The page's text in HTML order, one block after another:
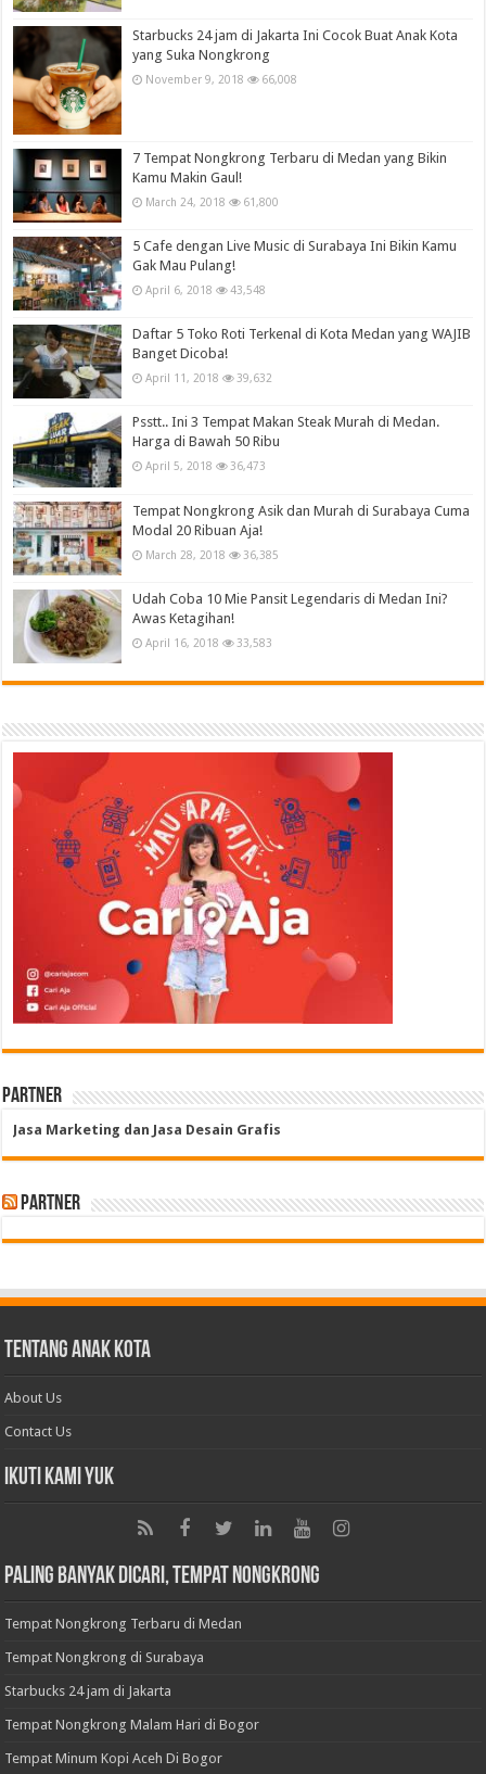
Starbucks 24 jam di Jakarta Ini Cocok Buat Anak Kota
yang Suka Nongkrong
November 9, 2018 66,008
7 Tempat Nongkrong Terbaru di Medan yang Bikin
Kamu Makin Gaul!
March 24, 2018 61,800
5 Cafe dengan Live Music di Surabaya Ini Bikin Kamu
Gak Mau Pulang!
April 6, 2018 43,548
Daftar 5 Toko Roti Terkenal di Kota Medan yang WAJIB
Banget Dicoba!
April 11, 2018 39,632
Psstt.. Ini 3 Tempat Makan Steak Murah di Medan.
Harga di Bawah 50 Ribu
April 5, 2018 36,473
Tempat Nongkrong Asik dan Murah di Surabaya Cuma
Modal 20 Ribuan Aja!
March 28, 2018 36,385
Udah Coba 10 Mie Pansit Legendaris di Medan Ini?
Awas Ketagihan!
April 16, 2018 33,583
Partner
Jasa Marketing dan Jasa Desain Grafis
Partner
Tentang Anak Kota
About Us
Contact Us
Ikuti Kami Yuk
Paling Banyak Dicari, Tempat Nongkrong
Tempat Nongkrong Terbaru di Medan
Tempat Nongkrong di Surabaya
Starbucks 24 jam di Jakarta
Tempat Nongkrong Malam Hari di Bogor
Tempat Minum Kopi Aceh Di Bogor